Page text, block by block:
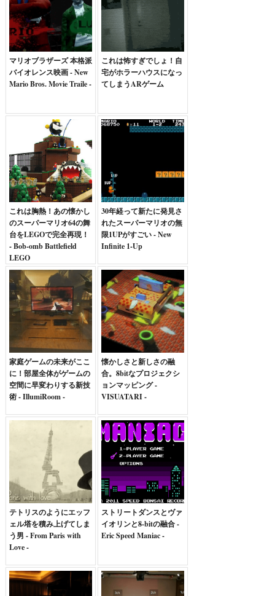
マリオブラザーズ 本格派
バイオレンス映画 - New
Mario Bros. Movie Traile -
これは怖すぎでしょ！自
宅がホラーハウスになっ
てしまうARゲーム
これは胸熱！あの懐かし
のスーパーマリオ64の舞
台をLEGOで完全再現！
- Bob-omb Battlefield
LEGO
30年経って新たに発見さ
れたスーパーマリオの無
限1UPがすごい - New
Infinite 1-Up
家庭ゲームの未来がここ
に！部屋全体がゲームの
空間に早変わりする新技
術 - IllumiRoom -
懐かしさと新しさの融
合。8bitなプロジェクシ
ョンマッピング -
VISUATARI -
テトリスのようにエッフ
ェル塔を積み上げてしま
う男 - From Paris with
Love -
ストリートダンスとヴァ
イオリンと8-bitの融合 -
Eric Speed Maniac -